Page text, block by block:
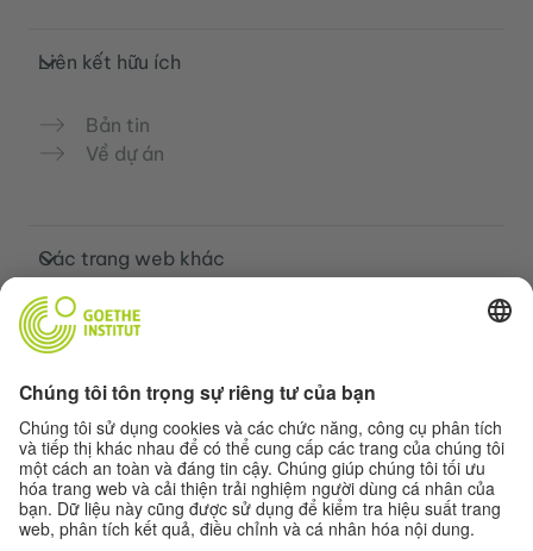
Liên kết hữu ích
Bản tin
Về dự án
Các trang web khác
Cộng đồng „Deutsch für dich“
Các khóa học tiếng Đức của Goethe-
Institut
Cổng thông tin giáo viên “Deutschstunde”
Quyền riêng tư và khả năng tiếp cận